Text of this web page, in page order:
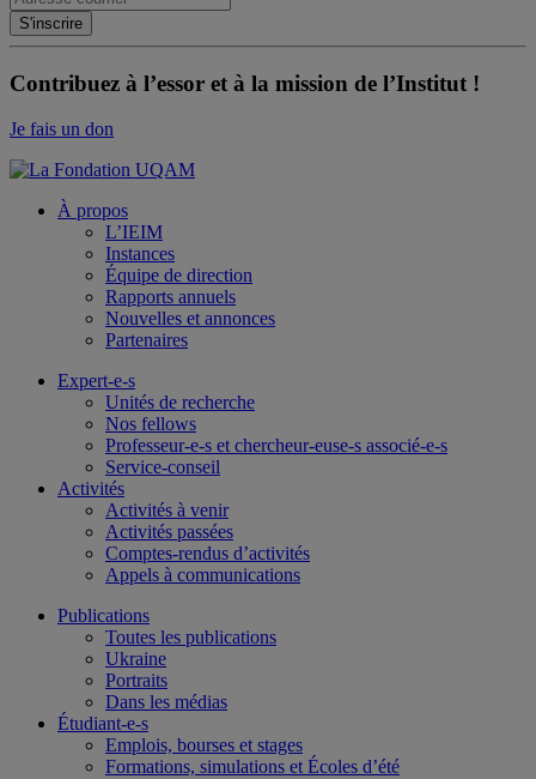
Contribuez à l’essor et à la mission de l’Institut !
Je fais un don
À propos
L’IEIM
Instances
Équipe de direction
Rapports annuels
Nouvelles et annonces
Partenaires
Expert-e-s
Unités de recherche
Nos fellows
Professeur-e-s et chercheur-euse-s associé-e-s
Service-conseil
Activités
Activités à venir
Activités passées
Comptes-rendus d’activités
Appels à communications
Publications
Toutes les publications
Ukraine
Portraits
Dans les médias
Étudiant-e-s
Emplois, bourses et stages
Formations, simulations et Écoles d’été